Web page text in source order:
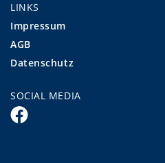
LINKS
Impressum
AGB
Datenschutz
SOCIAL MEDIA